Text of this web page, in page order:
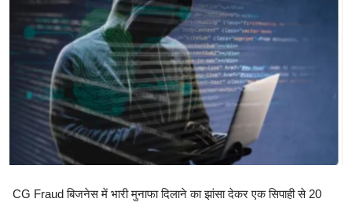
राजनीति
तकनीकि
Hindi
CG Fraud बिजनेस में भारी मुनाफा दिलाने का झांसा देकर एक सिपाही से 20